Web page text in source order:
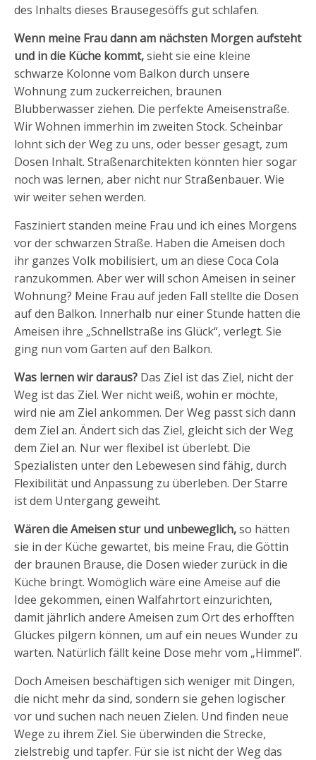
des Inhalts dieses Brausegesöffs gut schlafen.
Wenn meine Frau dann am nächsten Morgen aufsteht
und in die Küche kommt,sieht sie eine kleine
schwarze Kolonne vom Balkon durch unsere
Wohnung zum zuckerreichen, braunen
Blubberwasser ziehen. Die perfekte Ameisenstraße.
Wir Wohnen immerhin im zweiten Stock. Scheinbar
lohnt sich der Weg zu uns, oder besser gesagt, zum
Dosen Inhalt. Straßenarchitekten könnten hier sogar
noch was lernen, aber nicht nur Straßenbauer. Wie
wir weiter sehen werden.
Fasziniert standen meine Frau und ich eines Morgens
vor der schwarzen Straße. Haben die Ameisen doch
ihr ganzes Volk mobilisiert, um an diese Coca Cola
ranzukommen. Aber wer will schon Ameisen in seiner
Wohnung? Meine Frau auf jeden Fall stellte die Dosen
auf den Balkon. Innerhalb nur einer Stunde hatten die
Ameisen ihre „Schnellstraße ins Glück“, verlegt. Sie
ging nun vom Garten auf den Balkon.
Was lernen wir daraus? Das Ziel ist das Ziel, nicht der
Weg ist das Ziel. Wer nicht weiß, wohin er möchte,
wird nie am Ziel ankommen. Der Weg passt sich dann
dem Ziel an. Ändert sich das Ziel, gleicht sich der Weg
dem Ziel an. Nur wer flexibel ist überlebt. Die
Spezialisten unter den Lebewesen sind fähig, durch
Flexibilität und Anpassung zu überleben. Der Starre
ist dem Untergang geweiht.
Wären die Ameisen stur und unbeweglich,so hätten
sie in der Küche gewartet, bis meine Frau, die Göttin
der braunen Brause, die Dosen wieder zurück in die
Küche bringt. Womöglich wäre eine Ameise auf die
Idee gekommen, einen Walfahrtort einzurichten,
damit jährlich andere Ameisen zum Ort des erhofften
Glückes pilgern können, um auf ein neues Wunder zu
warten. Natürlich fällt keine Dose mehr vom „Himmel“.
Doch Ameisen beschäftigen sich weniger mit Dingen,
die nicht mehr da sind, sondern sie gehen logischer
vor und suchen nach neuen Zielen. Und finden neue
Wege zu ihrem Ziel. Sie überwinden die Strecke,
zielstrebig und tapfer. Für sie ist nicht der Weg das